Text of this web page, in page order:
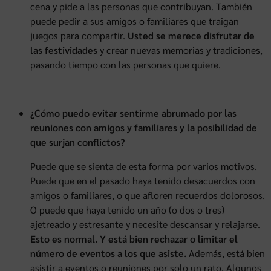
cena y pide a las personas que contribuyan. También
puede pedir a sus amigos o familiares que traigan
juegos para compartir. Usted se merece disfrutar de
las festividadesy crear nuevas memorias y tradiciones,
pasando tiempo con las personas que quiere.
¿Cómo puedo evitar sentirme abrumado por las
reuniones con amigos y familiares y la posibilidad de
que surjan conflictos?
Puede que se sienta de esta forma por varios motivos.
Puede que en el pasado haya tenido desacuerdos con
amigos o familiares, o que afloren recuerdos dolorosos.
O puede que haya tenido un año (o dos o tres)
ajetreado y estresante y necesite descansar y relajarse.
Esto es normal. Y está bien rechazar o limitar el
número de eventos a los que asiste. Además, está bien
asistir a eventos o reuniones por solo un rato. Algunos